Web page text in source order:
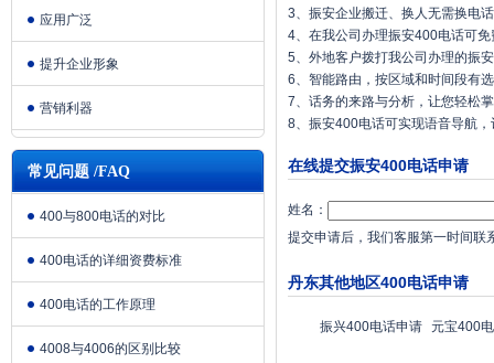
应用广泛
提升企业形象
营销利器
常见问题 /FAQ
400与800电话的对比
400电话的详细资费标准
400电话的工作原理
4008与4006的区别比较
3、振安企业搬迁、换人无需换电
4、在我公司办理振安400电话可
5、外地客户拨打我公司办理的振
6、智能路由，按区域和时间段有
7、话务的来路与分析，让您轻松
8、振安400电话可实现语音导航
在线提交振安400电话申请
姓名：
提交申请后，我们客服第一时间联
丹东其他地区400电话申请
振兴400电话申请 元宝400